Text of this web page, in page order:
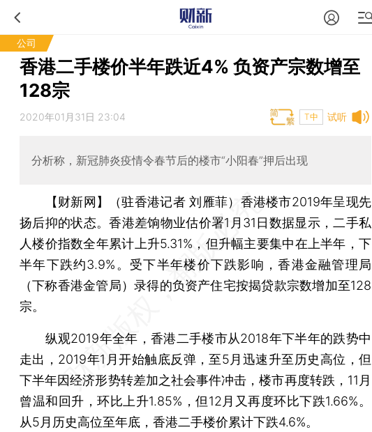
公司
香港二手楼价半年跌近4% 负资产宗数增至
128宗
试听
2020年01月31日 23:04 T中
分析称，新冠肺炎疫情令春节后的楼市“小阳春”押后出现
【财新网】（驻香港记者 刘雁菲） 香港楼市2019年呈现先
扬后抑的状态。香港差饷物业估价署1月31日数据显示，二手私
人楼价指数全年累计上升5.31%，但升幅主要集中在上半年，下
半年下跌约3.9%。受下半年楼价下跌影响，香港金融管理局
（下称香港金管局）录得的负资产住宅按揭贷款宗数增加至128
宗。
纵观2019年全年，香港二手楼市从2018年下半年的跌势中
走出，2019年1月开始触底反弹，至5月迅速升至历史高位，但
下半年因经济形势转差加之社会事件冲击，楼市再度转跌，11月
曾温和回升，环比上升1.85%，但12月又再度环比下跌1.66%。
从5月历史高位至年底，香港二手楼价累计下跌4.6%。